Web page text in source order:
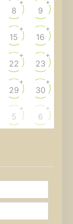
8
+
9
+
15
+
16
+
22
+
23
+
29
+
30
+
5
+
6
+